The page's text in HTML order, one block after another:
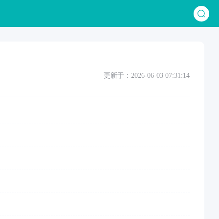
更新于：2026-06-03 07:31:14